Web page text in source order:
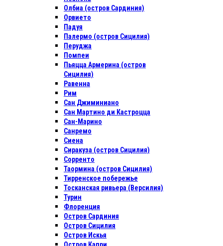
Олбиа (остров Сардиния)
Орвието
Падуя
Палермо (остров Сицилия)
Перуджа
Помпеи
Пьяцца Армерина (остров
Сицилия)
Равенна
Рим
Сан Джиминиано
Сан Мартино ди Кастроцца
Сан-Марино
Санремо
Сиена
Сиракуза (остров Сицилия)
Сорренто
Таормина (остров Сицилия)
Тирренское побережье
Тосканская ривьера (Версилия)
Турин
Флоренция
Остров Сардиния
Остров Сицилия
Остров Искья